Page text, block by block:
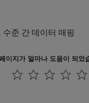
준 간 데이터 매핑
이지가 얼마나 도움이 되었